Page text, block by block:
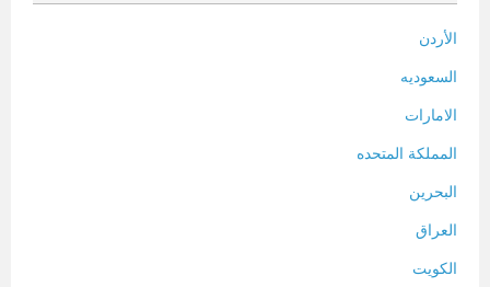
الأردن
السعوديه
الامارات
المملكة المتحده
البحرين
العراق
الكويت